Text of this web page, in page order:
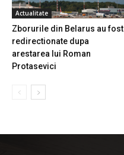
Actualitate
Zborurile din Belarus au fost
redirectionate dupa
arestarea lui Roman
Protasevici